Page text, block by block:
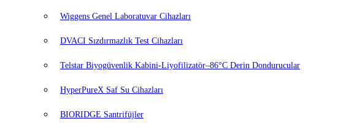
Wiggens Genel Laboratuvar Cihazları
DVACI Sızdırmazlık Test Cihazları
Telstar Biyogüvenlik Kabini-Liyofilizatör–86°C Derin Dondurucular
HyperPureX Saf Su Cihazları
BIORIDGE Santrifüjler